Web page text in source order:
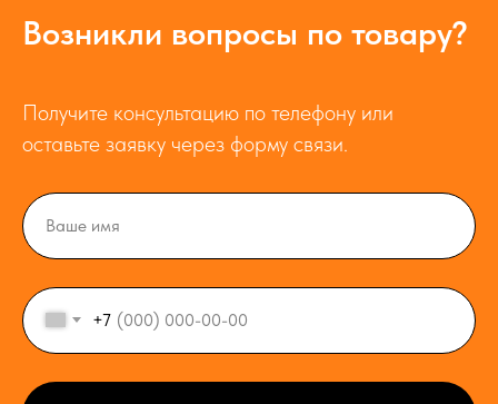
Возникли вопросы по товару?
Получите консультацию по телефону или
оставьте заявку через форму связи.
+7